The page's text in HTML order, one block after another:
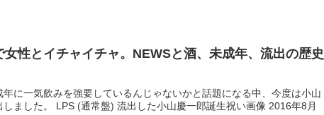
性とイチャイチャ。NEWSと酒、未成年、流出の歴史
に一気飲みを強要しているんじゃないかと話題になる中、今度は小山
ました。 LPS (通常盤) 流出した小山慶一郎誕生祝い画像 2016年8月